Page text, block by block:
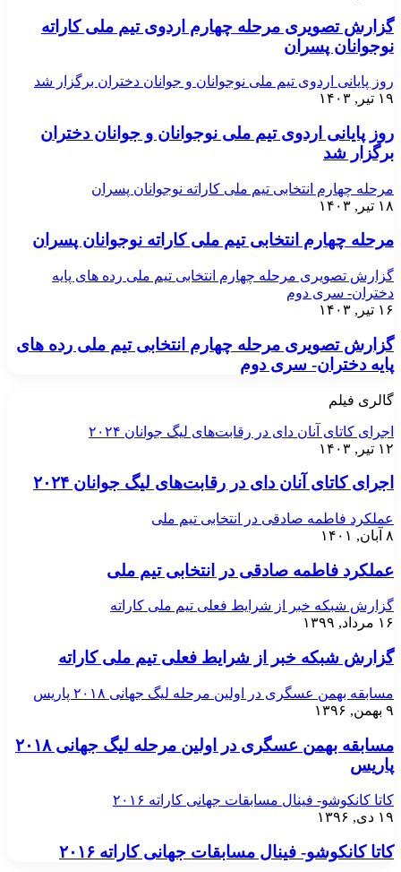
گزارش تصویری مرحله چهارم اردوی تیم ملی کاراته
نوجوانان پسران
روز پایانی اردوی تیم ملی نوجوانان و جوانان دختران برگزار شد
۱۹ تیر, ۱۴۰۳
روز پایانی اردوی تیم ملی نوجوانان و جوانان دختران
برگزار شد
مرحله چهارم انتخابی تیم ملی کاراته نوجوانان پسران
۱۸ تیر, ۱۴۰۳
مرحله چهارم انتخابی تیم ملی کاراته نوجوانان پسران
گزارش تصویری مرحله چهارم انتخابی تیم ملی رده های پایه
دختران- سری دوم
۱۶ تیر, ۱۴۰۳
گزارش تصویری مرحله چهارم انتخابی تیم ملی رده های
پایه دختران- سری دوم
گالری فیلم
اجرای کاتای آنان دای در رقابت‌های لیگ جوانان ۲۰۲۴
۱۲ تیر, ۱۴۰۳
اجرای کاتای آنان دای در رقابت‌های لیگ جوانان ۲۰۲۴
عملکرد فاطمه صادقی در انتخابی تیم ملی
۸ آبان, ۱۴۰۱
عملکرد فاطمه صادقی در انتخابی تیم ملی
گزارش شبکه خبر از شرایط فعلی تیم ملی کاراته
۱۶ مرداد, ۱۳۹۹
گزارش شبکه خبر از شرایط فعلی تیم ملی کاراته
مسابقه بهمن عسگری در اولین مرحله لیگ جهانی ۲۰۱۸ پاریس
۹ بهمن, ۱۳۹۶
مسابقه بهمن عسگری در اولین مرحله لیگ جهانی ۲۰۱۸
پاریس
کاتا کانکوشو- فینال مسابقات جهانی کاراته ۲۰۱۶
۱۹ دی, ۱۳۹۶
کاتا کانکوشو- فینال مسابقات جهانی کاراته ۲۰۱۶